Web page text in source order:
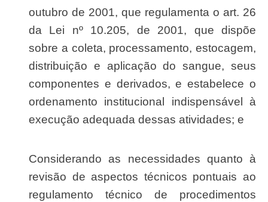
outubro de 2001, que regulamenta o art. 26
da Lei nº 10.205, de 2001, que dispõe
sobre a coleta, processamento, estocagem,
distribuição e aplicação do sangue, seus
componentes e derivados, e estabelece o
ordenamento institucional indispensável à
execução adequada dessas atividades; e
Considerando as necessidades quanto à
revisão de aspectos técnicos pontuais ao
regulamento técnico de procedimentos